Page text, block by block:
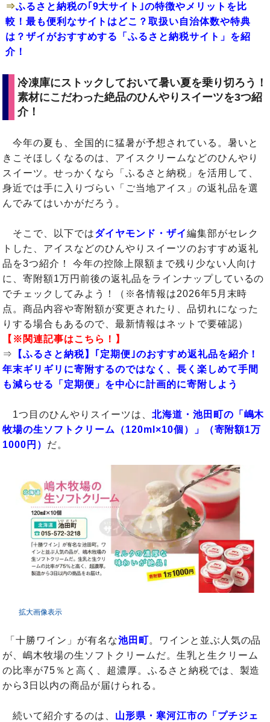
⇒ふるさと納税の｢9大サイト｣の特徴やメリットを比
較！最も便利なサイトはどこ？取扱い自治体数や特典
は？ザイがおすすめする「ふるさと納税サイト」を紹
介！
冷凍庫にストックしておいて暑い夏を乗り切ろう！
素材にこだわった絶品のひんやりスイーツを3つ紹
介！
今年の夏も、全国的に猛暑が予想されている。暑いと
きこそほしくなるのは、アイスクリームなどのひんやり
スイーツ。せっかくなら「ふるさと納税」を活用して、
身近では手に入りづらい「ご当地アイス」の返礼品を選
んでみてはいかがだろう。
そこで、以下ではダイヤモンド・ザイ編集部がセレク
トした、アイスなどのひんやりスイーツのおすすめ返礼
品を3つ紹介！ 今年の控除上限額まで残り少ない人向け
に、寄附額1万円前後の返礼品をラインナップしているの
でチェックしてみよう！（※各情報は2026年5月末時
点。商品内容や寄附額が変更されたり、品切れになった
りする場合もあるので、最新情報はネットで要確認）
【※関連記事はこちら！】
⇒
【ふるさと納税】｢定期便｣のおすすめ返礼品を紹介！
年末ギリギリに寄附するのではなく、長く楽しめて手間
も減らせる「定期便」を中心に計画的に寄附しよう
1つ目のひんやりスイーツは、 北海道・池田町の「嶋木
牧場の生ソフトクリーム（120ml×10個）」（寄附額1万
1000円） だ。
拡大画像表示
「十勝ワイン」が有名な池田町。ワインと並ぶ人気の品
が、嶋木牧場の生ソフトクリームだ。生乳と生クリーム
の比率が75％と高く、超濃厚。ふるさと納税では、製造
から3日以内の商品が届けられる。
続いて紹介するのは、 山形県・寒河江市の「プチジェ